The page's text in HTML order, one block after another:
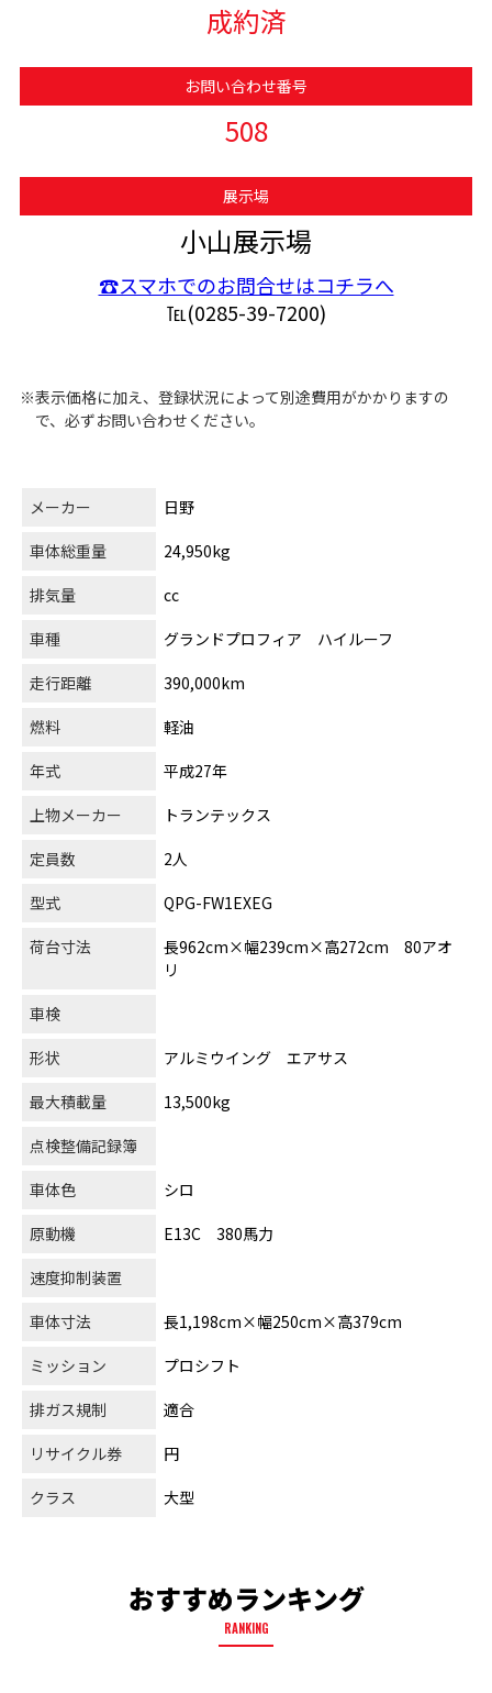
成約済
お問い合わせ番号
508
展示場
小山展示場
☎スマホでのお問合せはコチラへ
℡(0285-39-7200)
※表示価格に加え、登録状況によって別途費用がかかりますの
で、必ずお問い合わせください。
メーカー
日野
車体総重量
24,950kg
排気量
cc
車種
グランドプロフィア ハイルーフ
走行距離
390,000km
燃料
軽油
年式
平成27年
上物メーカー
トランテックス
定員数
2人
型式
QPG-FW1EXEG
荷台寸法
長962cm×幅239cm×高272cm 80アオ
リ
車検
形状
アルミウイング エアサス
最大積載量
13,500kg
点検整備記録簿
車体色
シロ
原動機
E13C 380馬力
速度抑制装置
車体寸法
長1,198cm×幅250cm×高379cm
ミッション
プロシフト
排ガス規制
適合
リサイクル券
円
クラス
大型
おすすめランキング
RANKING